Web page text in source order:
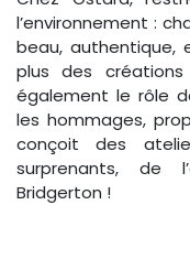
l’environnement :
beau, authentique,
plus des créations
également le rôle
les hommages,
conçoit des
surprenants, de
Bridgerton !